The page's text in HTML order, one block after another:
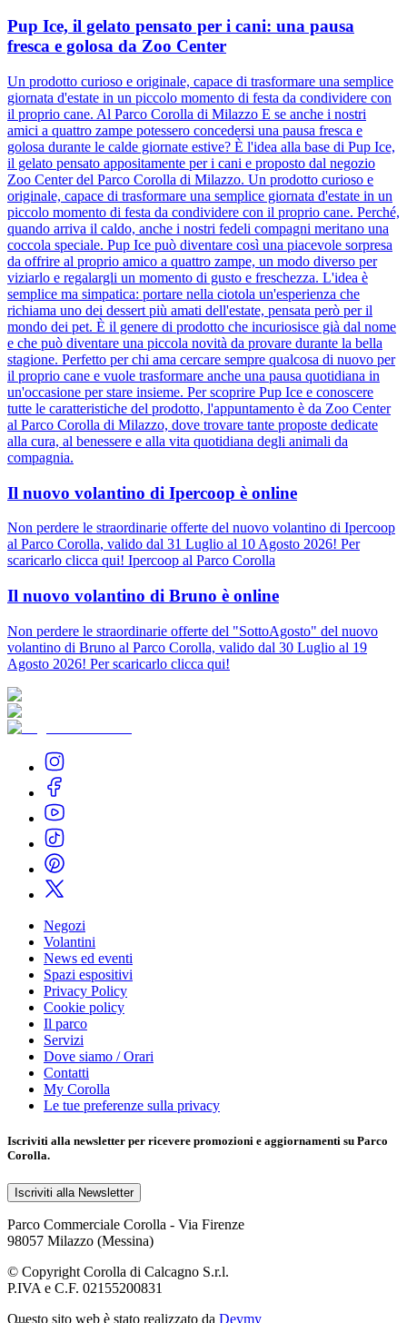
Pup Ice, il gelato pensato per i cani: una pausa
fresca e golosa da Zoo Center
Un prodotto curioso e originale, capace di trasformare una semplice
giornata d'estate in un piccolo momento di festa da condividere con
il proprio cane. Al Parco Corolla di Milazzo E se anche i nostri
amici a quattro zampe potessero concedersi una pausa fresca e
golosa durante le calde giornate estive? È l'idea alla base di Pup Ice,
il gelato pensato appositamente per i cani e proposto dal negozio
Zoo Center del Parco Corolla di Milazzo. Un prodotto curioso e
originale, capace di trasformare una semplice giornata d'estate in un
piccolo momento di festa da condividere con il proprio cane. Perché,
quando arriva il caldo, anche i nostri fedeli compagni meritano una
coccola speciale. Pup Ice può diventare così una piacevole sorpresa
da offrire al proprio amico a quattro zampe, un modo diverso per
viziarlo e regalargli un momento di gusto e freschezza. L'idea è
semplice ma simpatica: portare nella ciotola un'esperienza che
richiama uno dei dessert più amati dell'estate, pensata però per il
mondo dei pet. È il genere di prodotto che incuriosisce già dal nome
e che può diventare una piccola novità da provare durante la bella
stagione. Perfetto per chi ama cercare sempre qualcosa di nuovo per
il proprio cane e vuole trasformare anche una pausa quotidiana in
un'occasione per stare insieme. Per scoprire Pup Ice e conoscere
tutte le caratteristiche del prodotto, l'appuntamento è da Zoo Center
al Parco Corolla di Milazzo, dove trovare tante proposte dedicate
alla cura, al benessere e alla vita quotidiana degli animali da
compagnia.
Il nuovo volantino di Ipercoop è online
Non perdere le straordinarie offerte del nuovo volantino di Ipercoop
al Parco Corolla, valido dal 31 Luglio al 10 Agosto 2026! Per
scaricarlo clicca qui! Ipercoop al Parco Corolla
Il nuovo volantino di Bruno è online
Non perdere le straordinarie offerte del "SottoAgosto" del nuovo
volantino di Bruno al Parco Corolla, valido dal 30 Luglio al 19
Agosto 2026! Per scaricarlo clicca qui!
Negozi
Volantini
News ed eventi
Spazi espositivi
Privacy Policy
Cookie policy
Il parco
Servizi
Dove siamo / Orari
Contatti
My Corolla
Le tue preferenze sulla privacy
Iscriviti alla newsletter per ricevere promozioni e aggiornamenti su Parco
Corolla.
Iscriviti alla Newsletter
Parco Commerciale Corolla - Via Firenze
98057 Milazzo (Messina)
© Copyright Corolla di Calcagno S.r.l.
P.IVA e C.F. 02155200831
Questo sito web è stato realizzato da Devmy